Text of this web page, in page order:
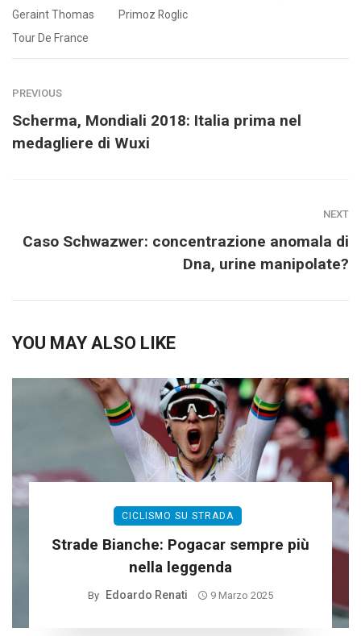
Geraint Thomas
Primoz Roglic
Tour De France
PREVIOUS
Scherma, Mondiali 2018: Italia prima nel
medagliere di Wuxi
NEXT
Caso Schwazwer: concentrazione anomala di
Dna, urine manipolate?
YOU MAY ALSO LIKE
CICLISMO SU STRADA
Strade Bianche: Pogacar sempre più
nella leggenda
By Edoardo Renati 9 Marzo 2025